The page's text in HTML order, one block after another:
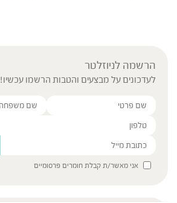
הרשמה לניוזלטר
לעדכונים על מבצעים והטבות הרשמו עכשיו!
Please leave this field empty.
אני מאשר/ת קבלת חומרים פרסומיים